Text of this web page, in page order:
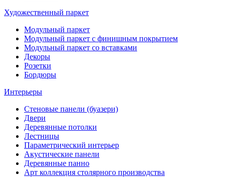
Художественный паркет
Модульный паркет
Модульный паркет с финишным покрытием
Модульный паркет со вставками
Декоры
Розетки
Бордюры
Интерьеры
Стеновые панели (буазери)
Двери
Деревянные потолки
Лестницы
Параметрический интерьер
Акустические панели
Деревянные панно
Арт коллекция столярного производства